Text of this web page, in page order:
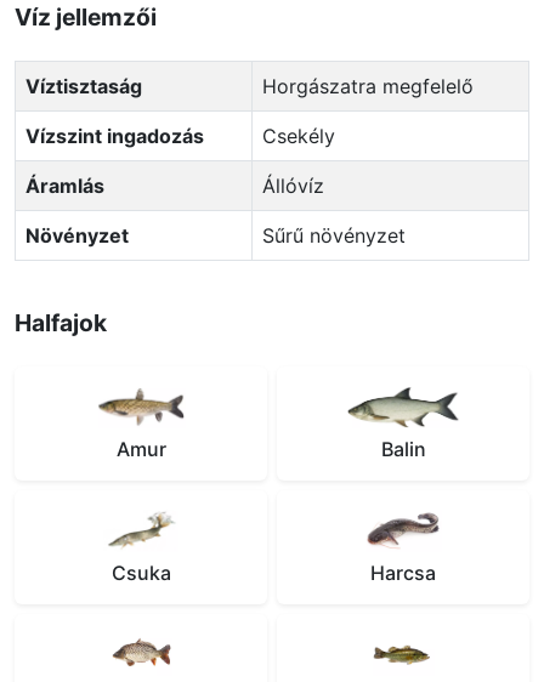
Víz jellemzői
Víztisztaság Horgászatra megfelelő
Vízszint ingadozás Csekély
Áramlás Állóvíz
Növényzet Sűrű növényzet
Halfajok
Amur Balin
Csuka Harcsa